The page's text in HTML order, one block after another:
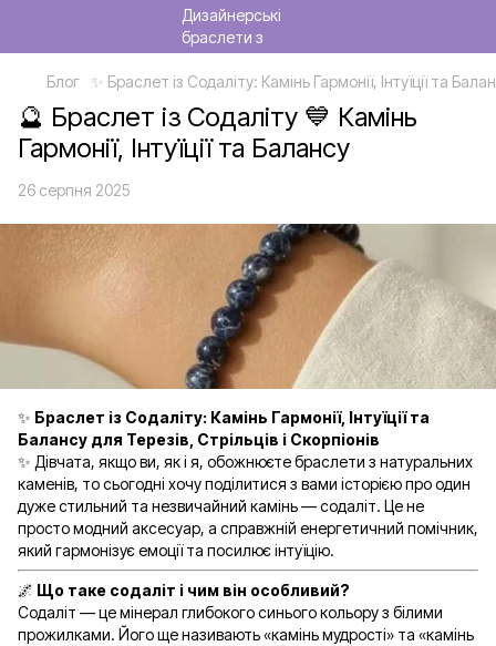
Блог ✨ Браслет із Содаліту: Камінь Гармонії, Інтуїції та
🔮 Браслет із Содаліту 💙 Камінь
Гармонії, Інтуїції та Балансу
26 серпня 2025
✨ Браслет із Содаліту: Камінь Гармонії, Інтуїції та
Балансу для Терезів, Стрільців і Скорпіонів
✨ Дівчата, якщо ви, як і я, обожнюєте браслети з натуральних
каменів, то сьогодні хочу поділитися з вами історією про один
дуже стильний та незвичайний камінь — содаліт. Це не
просто модний аксесуар, а справжній енергетичний помічник,
який гармонізує емоції та посилює інтуїцію.
🌌 Що таке содаліт і чим він особливий?
Содаліт — це мінерал глибокого синього кольору з білими
прожилками. Його ще називають «камінь мудрості» та «камінь